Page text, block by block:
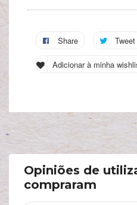
Share Tweet
Adicionar à minha
Opiniões de
compraram